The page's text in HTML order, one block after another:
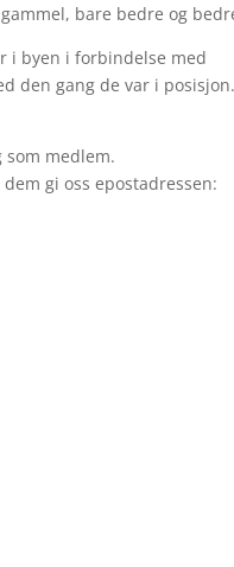
bare bedre og
i byen i forbindelse med
den gang de var i
som medlem.
gi oss epostadressen: